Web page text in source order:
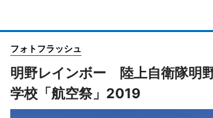
フォトフラッシュ
明野レインボー 陸上自衛隊明
学校「航空祭」2019